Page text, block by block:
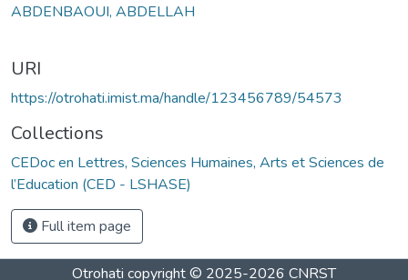
ABDENBAOUI, ABDELLAH
URI
https://otrohati.imist.ma/handle/123456789/54573
Collections
CEDoc en Lettres, Sciences Humaines, Arts et Sciences de
l’Education (CED - LSHASE)
Full item page
Otrohati copyright © 2025-2026 CNRST